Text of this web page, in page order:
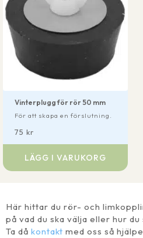
Vinterplugg för rör 50 mm
75 kr
För att skapa en förslutning.
LÄGG I VARUKORG
Här hittar du rör- och
på vad du ska välja eller hur
Ta då kontakt med oss så